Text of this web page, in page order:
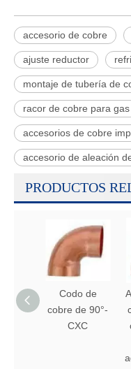
accesorio de cobre
ajuste reductor
montaje de tubería de
racor de cobre para gas
accesorios de cobre
accesorio de aleación
PRODUCTOS
Codo de
cobre de 90°-
CXC